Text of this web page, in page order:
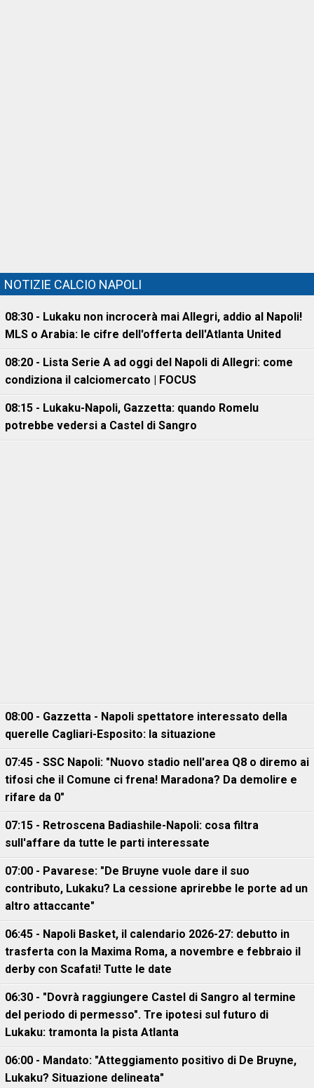
NOTIZIE CALCIO NAPOLI
08:30 - Lukaku non incrocerà mai Allegri, addio al Napoli!
MLS o Arabia: le cifre dell'offerta dell'Atlanta United
08:20 - Lista Serie A ad oggi del Napoli di Allegri: come
condiziona il calciomercato | FOCUS
08:15 - Lukaku-Napoli, Gazzetta: quando Romelu
potrebbe vedersi a Castel di Sangro
08:00 - Gazzetta - Napoli spettatore interessato della
querelle Cagliari-Esposito: la situazione
07:45 - SSC Napoli: "Nuovo stadio nell'area Q8 o diremo ai
tifosi che il Comune ci frena! Maradona? Da demolire e
rifare da 0"
07:15 - Retroscena Badiashile-Napoli: cosa filtra
sull'affare da tutte le parti interessate
07:00 - Pavarese: "De Bruyne vuole dare il suo
contributo, Lukaku? La cessione aprirebbe le porte ad un
altro attaccante"
06:45 - Napoli Basket, il calendario 2026-27: debutto in
trasferta con la Maxima Roma, a novembre e febbraio il
derby con Scafati! Tutte le date
06:30 - "Dovrà raggiungere Castel di Sangro al termine
del periodo di permesso". Tre ipotesi sul futuro di
Lukaku: tramonta la pista Atlanta
06:00 - Mandato: "Atteggiamento positivo di De Bruyne,
Lukaku? Situazione delineata"